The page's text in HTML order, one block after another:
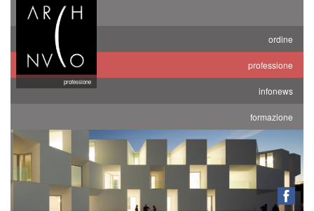
ordine
professione
infonews
formazione
professione